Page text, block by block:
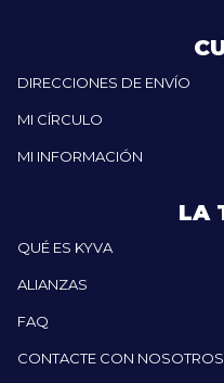
DIRECCIONES DE ENVÍO
MI CÍRCULO
MI INFORMACIÓN
LA
QUÉ ES KYVA
ALIANZAS
FAQ
CONTACTE CON NOSOTROS